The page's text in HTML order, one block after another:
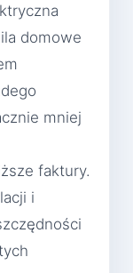
domowe
mniej
faktury.
i